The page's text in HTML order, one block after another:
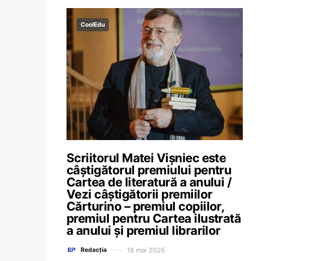
CoolEdu
Scriitorul Matei Vișniec este
câștigătorul premiului pentru
Cartea de literatură a anului /
Vezi câștigătorii premiilor
Cărturino – premiul copiilor,
premiul pentru Cartea ilustrată
a anului și premiul librarilor
Redacția 18 mai 2026